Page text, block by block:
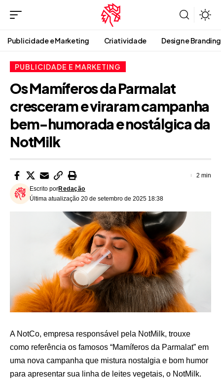
Publicidade e Marketing Criatividade Design e Branding
PUBLICIDADE E MARKETING
Os Mamíferos da Parmalat
cresceram e viraram campanha
bem-humorada e nostálgica da
NotMilk
Última atualização 20 de setembro de 2025 18:38
Escrito porRedação
2 min
A NotCo, empresa responsável pela NotMilk, trouxe
como referência os famosos “Mamíferos da Parmalat” em
uma nova campanha que mistura nostalgia e bom humor
para apresentar sua linha de leites vegetais, o NotMilk.